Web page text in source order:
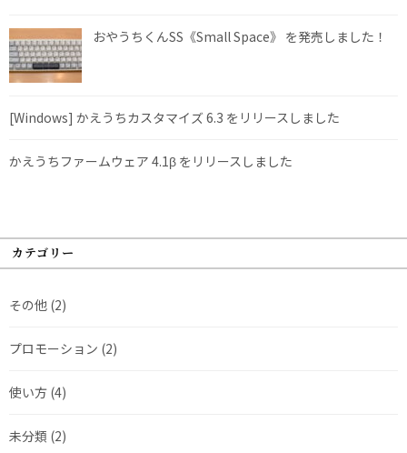
おやうちくんSS《Small Space》 を発売しました！
[Windows] かえうちカスタマイズ 6.3 をリリースしました
かえうちファームウェア 4.1β をリリースしました
カテゴリー
その他 (2)
プロモーション (2)
使い方 (4)
未分類 (2)